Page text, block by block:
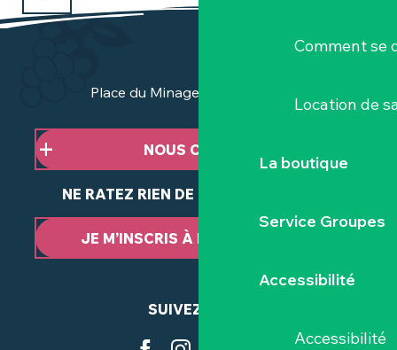
Comment se
Location de
La boutique
Service Groupes
Accessibilité
Accessibilité
Place du Minage - 44190 Clisson
NOUS CONTACTER
NE RATEZ RIEN DE NOTRE ACTUALITÉ
JE M’INSCRIS À LA NEWSLETTER
SUIVEZ-NOUS